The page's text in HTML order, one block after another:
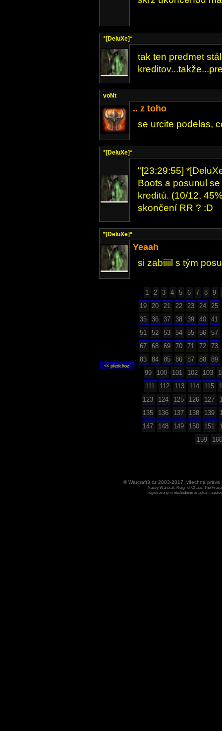
*[DeluXe]*
tak ten predmet
voNt
.. z toho
se urcite podelas,
*[DeluXe]*
"[23:29:55]
Boots a posunul
kreditú. (10/12,
skončení RR ? :D
*[DeluXe]*
Yeaah
si zabiiiil s tým
1 2 3 4 5 6 7 8 9
19
20 21 22 23 24
25
35
36 37 38 39 40
41
51
52 53 54 55 56
57
67
68 69 70 71 72
73
83
84 85 86 87 88
89
99
100 101 102 103
111
112 113 114 115
123
124 125 126 127
135
136 137 138 139
147
148 149 150 151
159
160
© Warcraft3.cz 2003-2017, všechna
Názvy Warcraft, Reign of Chaos, The
registrovanými obchodními znaekami